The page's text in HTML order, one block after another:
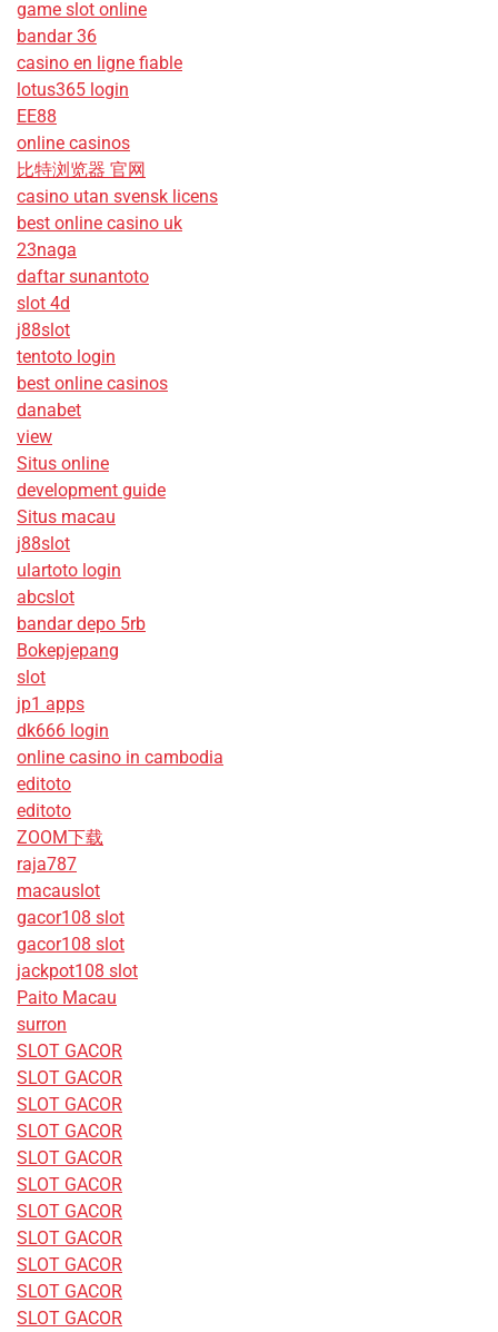
game slot online
bandar 36
casino en ligne fiable
lotus365 login
EE88
online casinos
比特浏览器 官网
casino utan svensk licens
best online casino uk
23naga
daftar sunantoto
slot 4d
j88slot
tentoto login
best online casinos
danabet
view
Situs online
development guide
Situs macau
j88slot
ulartoto login
abcslot
bandar depo 5rb
Bokepjepang
slot
jp1 apps
dk666 login
online casino in cambodia
editoto
editoto
ZOOM下载
raja787
macauslot
gacor108 slot
gacor108 slot
jackpot108 slot
Paito Macau
surron
SLOT GACOR
SLOT GACOR
SLOT GACOR
SLOT GACOR
SLOT GACOR
SLOT GACOR
SLOT GACOR
SLOT GACOR
SLOT GACOR
SLOT GACOR
SLOT GACOR